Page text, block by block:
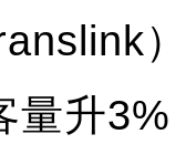
量升